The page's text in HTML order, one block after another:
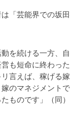
「芸能界での坂
動を続ける一方、
も短命に終わっ
言えば、稼げる
のマネジメント
ものです」（同）